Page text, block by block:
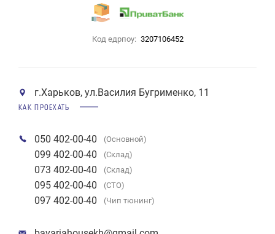
Код едрпоу: 3207106452
г.Харьков, ул.Василия Бугрименко, 11
КАК ПРОЕХАТЬ
050 402-00-40 (Основной)
099 402-00-40 (Склад)
073 402-00-40 (Склад)
095 402-00-40 (СТО)
097 402-00-40 (Чип тюнинг)